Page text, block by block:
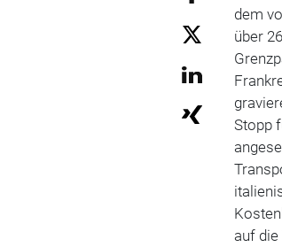
dem
über
Stopp
auf